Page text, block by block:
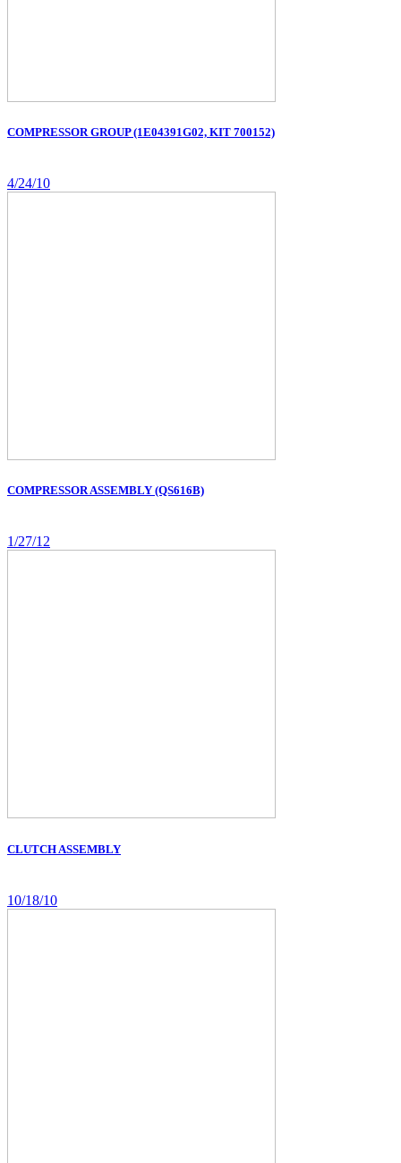
COMPRESSOR GROUP (1E04391G02, KIT 700152)
4/24/10
COMPRESSOR ASSEMBLY (QS616B)
1/27/12
CLUTCH ASSEMBLY
10/18/10